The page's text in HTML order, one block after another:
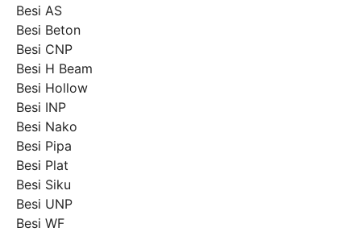
Besi AS
Besi Beton
Besi CNP
Besi H Beam
Besi Hollow
Besi INP
Besi Nako
Besi Pipa
Besi Plat
Besi Siku
Besi UNP
Besi WF